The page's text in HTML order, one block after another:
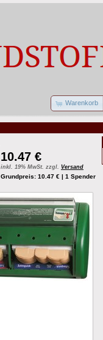
Warenkorb
10.47 €
inkl. 19% MwSt. zzgl. Versand
Grundpreis: 10.47 € | 1 Spender